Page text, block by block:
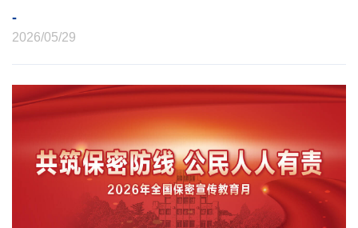
-
2026/05/29